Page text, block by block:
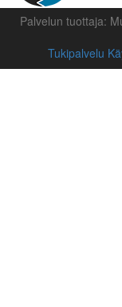
Palvelun tuottaja:
Tukipalvelu